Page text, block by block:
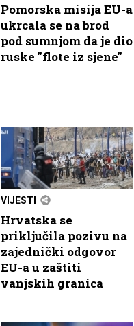
Pomorska misija EU-a
ukrcala se na brod
pod sumnjom da je dio
ruske "flote iz sjene"
VIJESTI
Hrvatska se
priključila pozivu na
zajednički odgovor
EU-a u zaštiti
vanjskih granica